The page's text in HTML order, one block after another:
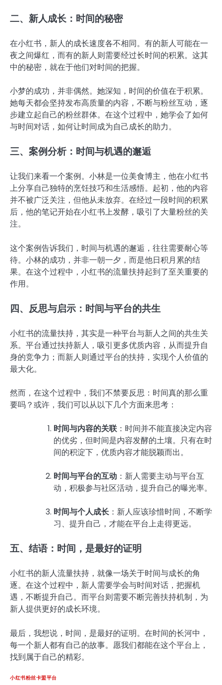
二、新人成长：时间的秘密
在小红书，新人的成长速度各不相同。有的新人可能在一
夜之间爆红，而有的新人则需要经过长时间的积累。这其
中的秘密，就在于他们对时间的把握。
小梦的成功，并非偶然。她深知，时间的价值在于积累。
她每天都会坚持发布高质量的内容，不断与粉丝互动，逐
步建立起自己的粉丝群体。在这个过程中，她学会了如何
与时间对话，如何让时间成为自己成长的助力。
三、案例分析：时间与机遇的邂逅
让我们来看一个案例。小林是一位美食博主，他在小红书
上分享自己独特的烹饪技巧和生活感悟。起初，他的内容
并不被广泛关注，但他从未放弃。在经过一段时间的积累
后，他的笔记开始在小红书上发酵，吸引了大量粉丝的关
注。
这个案例告诉我们，时间与机遇的邂逅，往往需要耐心等
待。小林的成功，并非一朝一夕，而是他日积月累的结
果。在这个过程中，小红书的流量扶持起到了至关重要的
作用。
四、反思与启示：时间与平台的共生
小红书的流量扶持，其实是一种平台与新人之间的共生关
系。平台通过扶持新人，吸引更多优质内容，从而提升自
身的竞争力；而新人则通过平台的扶持，实现个人价值的
最大化。
然而，在这个过程中，我们不禁要反思：时间真的那么重
要吗？或许，我们可以从以下几个方面来思考：
时间与内容的关联：时间并不能直接决定内容
的优劣，但时间是内容发酵的土壤。只有在时
间的积淀下，优质内容才能脱颖而出。
时间与平台的互动 ：新人需要主动与平台互
动，积极参与社区活动，提升自己的曝光率。
时间与个人成长 ：新人应该珍惜时间，不断学
习、提升自己，才能在平台上走得更远。
五、结语：时间，是最好的证明
小红书的新人流量扶持，就像一场关于时间与成长的角
逐。在这个过程中，新人需要学会与时间对话，把握机
遇，不断提升自己。而平台则需要不断完善扶持机制，为
新人提供更好的成长环境。
最后，我想说，时间，是最好的证明。在时间的长河中，
每一个新人都有自己的故事。愿我们都能在这个平台上，
找到属于自己的精彩。
小红书粉丝卡盟平台